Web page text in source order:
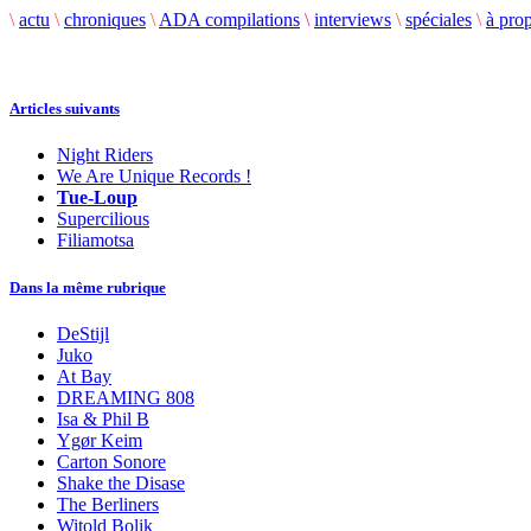
\ actu \ chroniques \ ADA compilations \ interviews \ spéciales \ à
Articles suivants
Night Riders
We Are Unique Records !
Tue-Loup
Supercilious
Filiamotsa
Dans la même rubrique
DeStijl
Juko
At Bay
DREAMING 808
Isa & Phil B
Ygør Keim
Carton Sonore
Shake the Disase
The Berliners
Witold Bolik